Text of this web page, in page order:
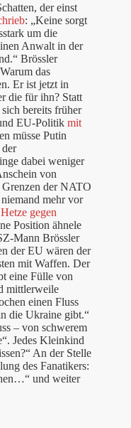
der einst
: „Keine sorgt
um die
Anwalt in der
Brössler
das
Er ist jetzt in
die für ihn? Statt
bereits früher
EU-Politik mit
müsse Putin
der
dabei weniger
von
der NATO
mehr vor
Hetze gegen
Position ähnele
Mann Brössler
der EU wären der
mit Waffen. Der
eine Fülle von
mittlerweile
einen Fluss
die Ukraine gibt.“
– von schwerem
Jedes Kleinkind
An der Stelle
des Fanatikers:
und weiter